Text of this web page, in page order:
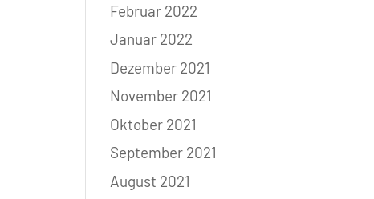
Februar 2022
Januar 2022
Dezember 2021
November 2021
Oktober 2021
September 2021
August 2021